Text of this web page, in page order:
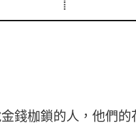
錢枷鎖的人，他們